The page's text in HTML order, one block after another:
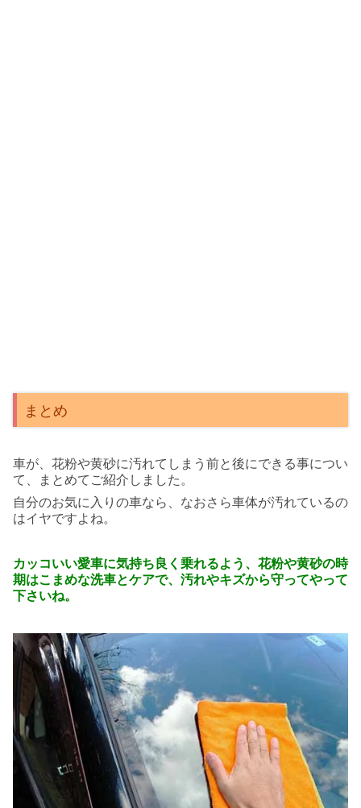
まとめ
車が、花粉や黄砂に汚れてしまう前と後にできる事につい
て、まとめてご紹介しました。
自分のお気に入りの車なら、なおさら車体が汚れているの
はイヤですよね。
カッコいい愛車に気持ち良く乗れるよう、 花粉や黄砂の時
期はこまめな洗車とケアで、 汚れやキズから守ってやって
下さいね。